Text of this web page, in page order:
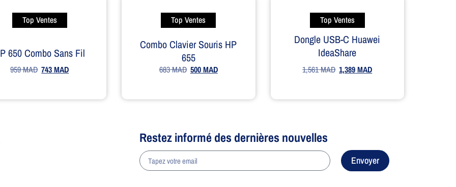
Top Ventes
650 Combo Sans Fil
959MAD 743MAD
Top Ventes
Combo Clavier Souris HP
655
683MAD 500MAD
Top Ventes
Dongle USB-C Huawei
IdeaShare
1,561MAD 1,389MAD
Restez informé des dernières nouvelles
Envoyer